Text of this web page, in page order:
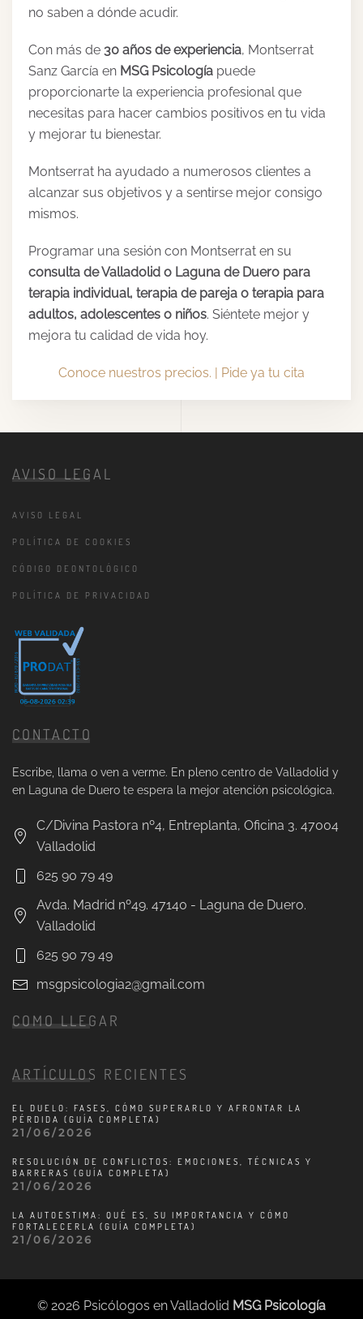
no saben a dónde acudir.
Con más de 30 años de experiencia, Montserrat
Sanz García en MSG Psicología puede
proporcionarte la experiencia profesional que
necesitas para hacer cambios positivos en tu vida
y mejorar tu bienestar.
Montserrat ha ayudado a numerosos clientes a
alcanzar sus objetivos y a sentirse mejor consigo
mismos.
Programar una sesión con Montserrat en su
consulta de Valladolid o Laguna de Duero para
terapia individual, terapia de pareja o terapia para
adultos, adolescentes o niños. Siéntete mejor y
mejora tu calidad de vida hoy.
Conoce nuestros precios. | Pide ya tu cita
AVISO LEGAL
AVISO LEGAL
POLÍTICA DE COOKIES
CÓDIGO DEONTOLÓGICO
POLÍTICA DE PRIVACIDAD
CONTACTO
Escribe, llama o ven a verme. En pleno centro de Valladolid y
en Laguna de Duero te espera la mejor atención psicológica.
C/Divina Pastora nº4, Entreplanta, Oficina 3. 47004
Valladolid
625 90 79 49
Avda. Madrid nº49. 47140 - Laguna de Duero.
Valladolid
625 90 79 49
msgpsicologia2@gmail.com
COMO LLEGAR
ARTÍCULOS RECIENTES
EL DUELO: FASES, CÓMO SUPERARLO Y AFRONTAR LA
PÉRDIDA (GUÍA COMPLETA)
21/06/2026
RESOLUCIÓN DE CONFLICTOS: EMOCIONES, TÉCNICAS Y
BARRERAS (GUÍA COMPLETA)
21/06/2026
LA AUTOESTIMA: QUÉ ES, SU IMPORTANCIA Y CÓMO
FORTALECERLA (GUÍA COMPLETA)
21/06/2026
© 2026 Psicólogos en Valladolid MSG Psicología